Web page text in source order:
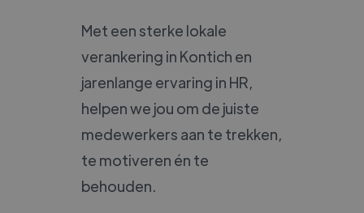
Met een sterke lokale
verankering in Kontich en
jarenlange ervaring in HR,
helpen we jou om de juiste
medewerkers aan te trekken,
te motiveren én te
behouden.